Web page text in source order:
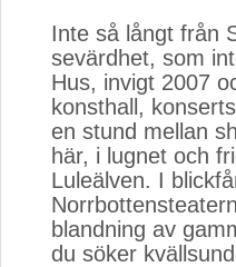
Inte så långt från
sevärdhet, som
Hus, invigt 2007
konsthall,
en stund mellan
här, i lugnet och
Luleälven. I
blandning av
du söker